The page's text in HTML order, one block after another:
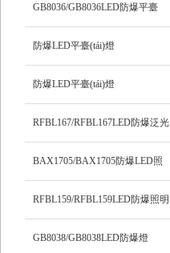
燈
GB8036/GB8036LED防爆平臺
(tái)燈
防爆LED平臺(tái)燈
SPF341/SPF341
防爆LED平臺(tái)燈
SPF339/SPF339
RFBL167/RFBL167LED防爆泛光
燈
BAX1705/BAX1705防爆LED照
明燈
RFBL159/RFBL159LED防爆照明
燈
GB8038/GB8038LED防爆燈